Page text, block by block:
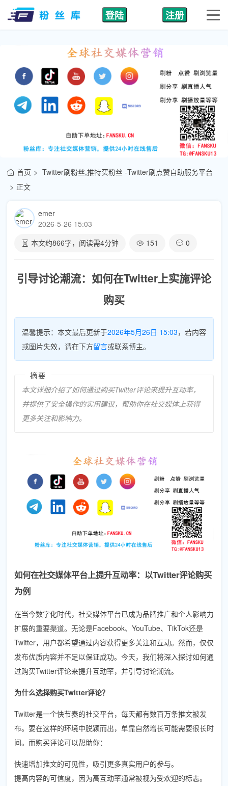
登陆 注册
首页
Twitter刷粉丝,推特买粉丝 -Twitter刷点赞自助服务平台
正文
emer
2026-5-26 15:03
本文约866字，阅读需4分钟 151 0
引导讨论潮流：如何在Twitter上实施评论
购买
温馨提示：本文最后更新于2026年5月26日 15:03，若内容
或图片失效，请在下方留言或联系博主。
摘要
本文详细介绍了如何通过购买Twitter评论来提升互动率，
并提供了安全操作的实用建议，帮助你在社交媒体上获得
更多关注和影响力。
如何在社交媒体平台上提升互动率：以Twitter评论购买
为例
在当今数字化时代，社交媒体平台已成为品牌推广和个人影响力
扩展的重要渠道。无论是Facebook、YouTube、TikTok还是
Twitter，用户都希望通过内容获得更多关注和互动。然而，仅仅
发布优质内容并不足以保证成功。今天，我们将深入探讨如何通
过购买Twitter评论来提升互动率，并引导讨论潮流。
为什么选择购买Twitter评论？
Twitter是一个快节奏的社交平台，每天都有数百万条推文被发
布。要在这样的环境中脱颖而出，单靠自然增长可能需要很长时
间。而购买评论可以帮助你：
快速增加推文的可见性，吸引更多真实用户的参与。
提高内容的可信度，因为高互动率通常被视为受欢迎的标志。